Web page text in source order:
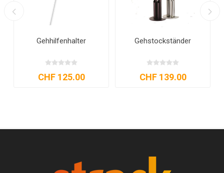
Gehhilfenhalter
CHF 125.00
Gehstockständer
CHF 139.00